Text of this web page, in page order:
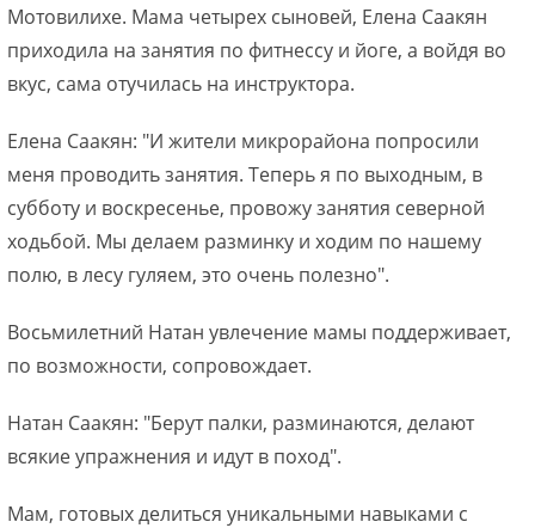
Мотовилихе. Мама четырех сыновей, Елена Саакян
приходила на занятия по фитнессу и йоге, а войдя во
вкус, сама отучилась на инструктора.
Елена Саакян: "И жители микрорайона попросили
меня проводить занятия. Теперь я по выходным, в
субботу и воскресенье, провожу занятия северной
ходьбой. Мы делаем разминку и ходим по нашему
полю, в лесу гуляем, это очень полезно".
Восьмилетний Натан увлечение мамы поддерживает,
по возможности, сопровождает.
Натан Саакян: "Берут палки, разминаются, делают
всякие упражнения и идут в поход".
Мам, готовых делиться уникальными навыками с